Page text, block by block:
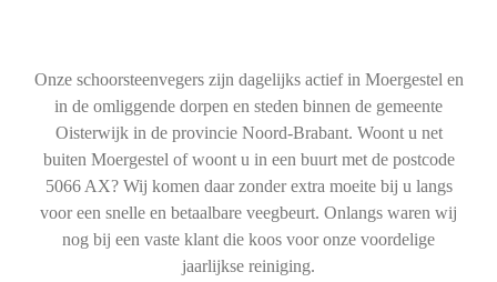
Onze schoorsteenvegers zijn dagelijks actief in Moergestel en
in de omliggende dorpen en steden binnen de gemeente
Oisterwijk in de provincie Noord-Brabant. Woont u net
buiten Moergestel of woont u in een buurt met de postcode
5066 AX? Wij komen daar zonder extra moeite bij u langs
voor een snelle en betaalbare veegbeurt. Onlangs waren wij
nog bij een vaste klant die koos voor onze voordelige
jaarlijkse reiniging.